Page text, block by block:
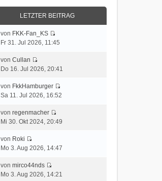
LETZTER BEITRAG
von FKK-Fan_KS
Fr 31. Jul 2026, 11:45
vonCullan
Do 16. Jul 2026, 20:41
von FkkHamburger
Sa 11. Jul 2026, 16:52
vonregenmacher
Mi 30. Okt 2024, 20:49
von Roki
Mo 3. Aug 2026, 14:47
vonmirco44nds
Mo 3. Aug 2026, 14:21